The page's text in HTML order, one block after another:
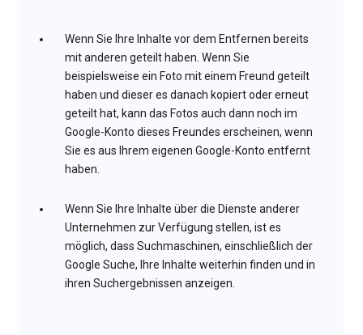
Wenn Sie Ihre Inhalte vor dem Entfernen bereits
mit anderen geteilt haben. Wenn Sie
beispielsweise ein Foto mit einem Freund geteilt
haben und dieser es danach kopiert oder erneut
geteilt hat, kann das Fotos auch dann noch im
Google-Konto dieses Freundes erscheinen, wenn
Sie es aus Ihrem eigenen Google-Konto entfernt
haben.
Wenn Sie Ihre Inhalte über die Dienste anderer
Unternehmen zur Verfügung stellen, ist es
möglich, dass Suchmaschinen, einschließlich der
Google Suche, Ihre Inhalte weiterhin finden und in
ihren Suchergebnissen anzeigen.